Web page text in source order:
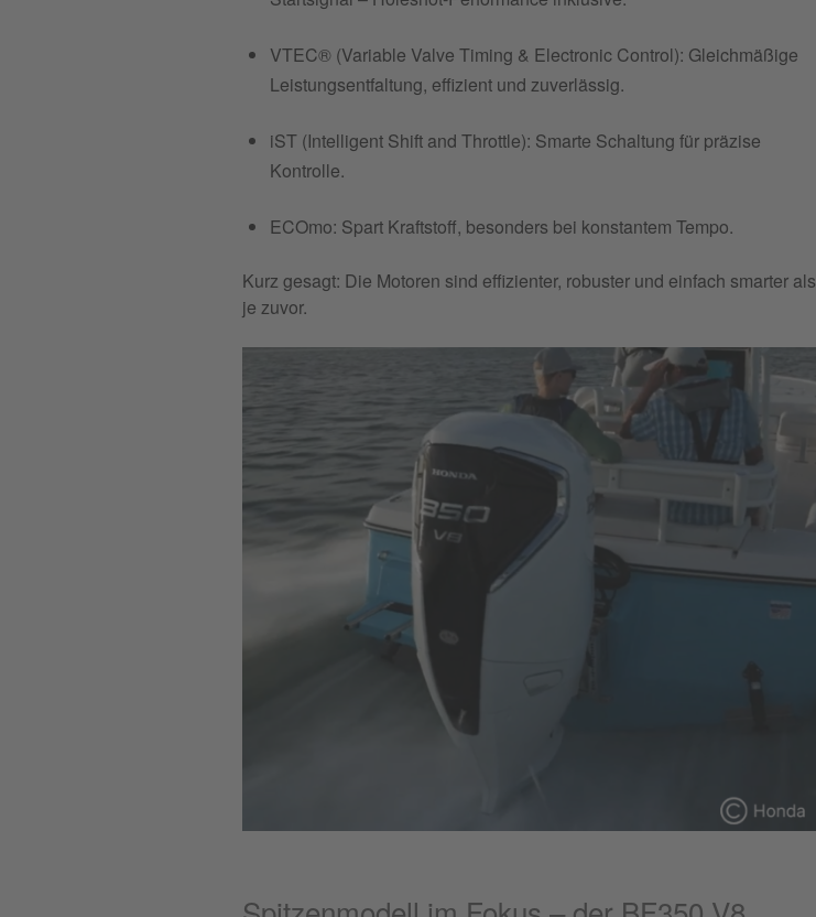
VTEC® (Variable Valve Timing & Electronic Control): Gleichmäßige
Leistungsentfaltung, effizient und zuverlässig.
iST (Intelligent Shift and Throttle): Smarte Schaltung für präzise
Kontrolle.
ECOmo: Spart Kraftstoff, besonders bei konstantem Tempo.
Kurz gesagt: Die Motoren sind effizienter, robuster und einfach smarter als
je zuvor.